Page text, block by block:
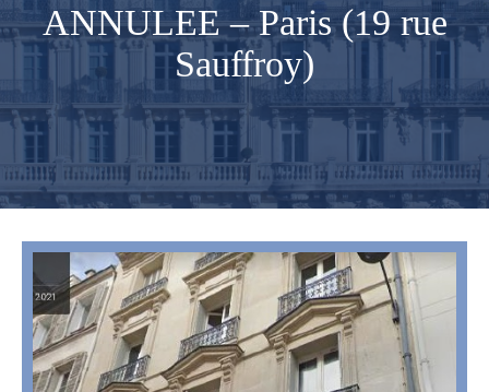
ANNULEE – Paris (19 rue
Sauffroy)